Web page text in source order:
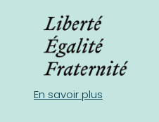
En savoir plus